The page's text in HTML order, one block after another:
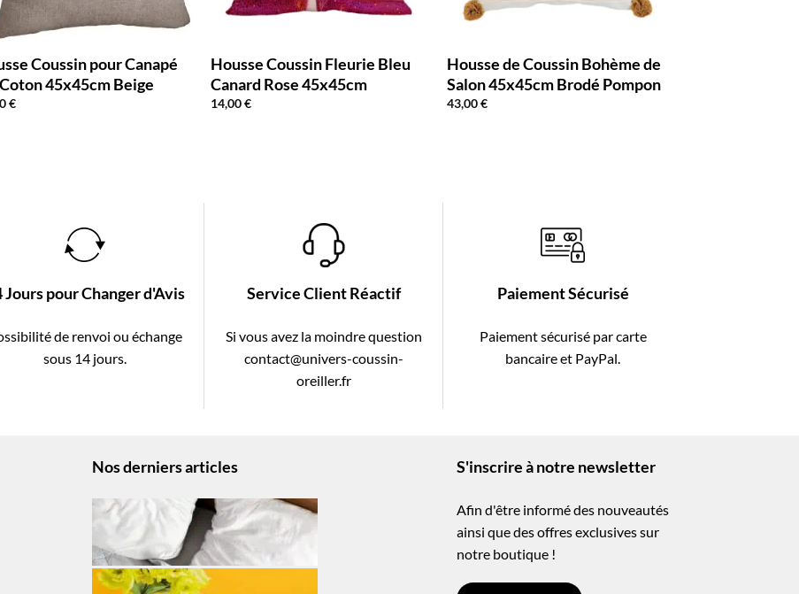
Coussin pour Canapé
45x45cm Beige
€
Housse Coussin Fleurie Bleu
Canard Rose 45x45cm
14,00€
Housse de Coussin Bohème de
Salon 45x45cm Brodé Pompon
43,00€
Jours pour Changer d'Avis
de renvoi ou échange
sous 14 jours.
Service Client Réactif
Si vous avez la moindre question
contact@univers-coussin-
oreiller.fr
Paiement Sécurisé
Paiement sécurisé par carte
bancaire et PayPal.
Nos derniers articles S'inscrire à notre newsletter
Afin d'être informé des nouveautés
ainsi que des offres exclusives sur
notre boutique !